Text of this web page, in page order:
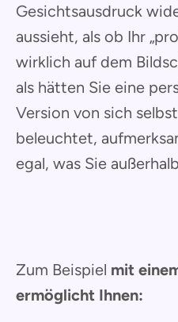
Gesichtsausdruck
aussieht, als ob Ihr
wirklich auf dem
als hätten Sie eine
Version von sich
beleuchtet,
egal, was Sie
Zum Beispiel mit
ermöglicht Ihnen: